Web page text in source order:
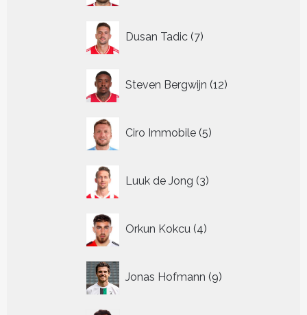
Dusan Tadic 7
producten
Steven Bergwijn 12
producten
Ciro Immobile 5
producten
Luuk de Jong 3
producten
Orkun Kokcu 4
producten
Jonas Hofmann 9
producten